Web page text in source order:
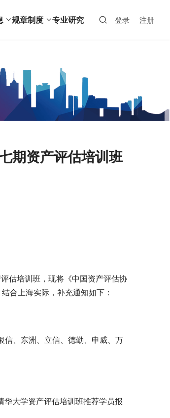
规章制度 专业研究 登录 注册
期资产评估培训班
估培训班，现将《中国资产评估协
合上海实际，补充通知如下：
信、东洲、立信、德勤、申威、万
华大学资产评估培训班推荐学员报